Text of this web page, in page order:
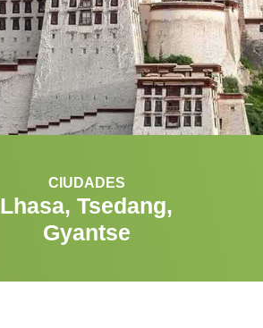
CIUDADES
Lhasa, Tsedang,
Gyantse